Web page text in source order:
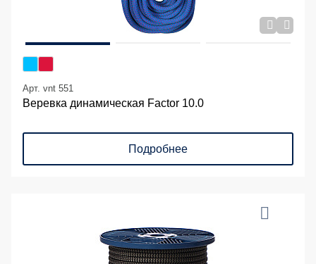
Арт. vnt 551
Веревка динамическая Factor 10.0
Подробнее